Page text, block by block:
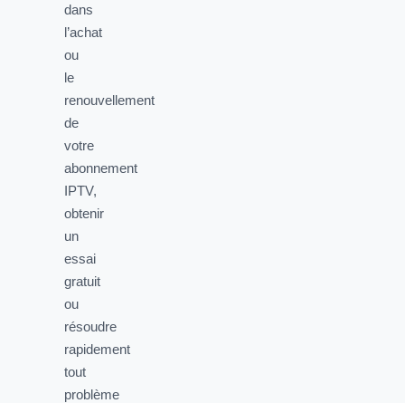
dans
l’achat
ou
le
renouvellement
de
votre
abonnement
IPTV,
obtenir
un
essai
gratuit
ou
résoudre
rapidement
tout
problème